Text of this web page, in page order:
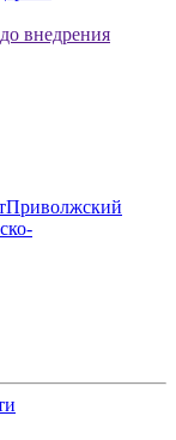
внедрения
Приволжский